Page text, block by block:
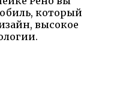
который
высокое